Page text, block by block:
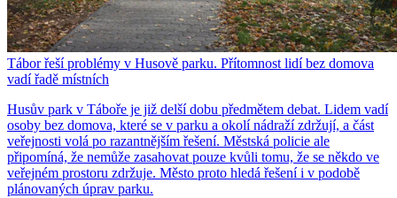
Tábor řeší problémy v Husově parku. Přítomnost lidí bez domova
vadí řadě místních
Husův park v Táboře je již delší dobu předmětem debat. Lidem vadí
osoby bez domova, které se v parku a okolí nádraží zdržují, a část
veřejnosti volá po razantnějším řešení. Městská policie ale
připomíná, že nemůže zasahovat pouze kvůli tomu, že se někdo ve
veřejném prostoru zdržuje. Město proto hledá řešení i v podobě
plánovaných úprav parku.